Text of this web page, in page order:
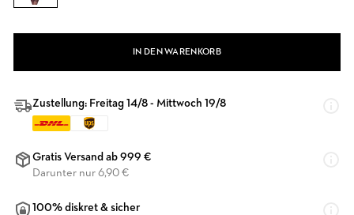
IN DEN WARENKORB
Zustellung: Freitag 14/8 - Mittwoch 19/8
Gratis Versand ab 999 €
Darunter nur 6,90 €
100% diskret & sicher